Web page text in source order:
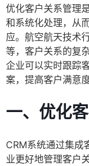
优化客户关系管理
和系统化处理，从
应。航空航天技术
等，客户关系的复
企业可以实时跟踪
案，提高客户满意
一、优化
CRM系统通过集成
业更好地管理客户